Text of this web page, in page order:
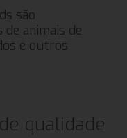
são
de animais de
e outros
qualidade